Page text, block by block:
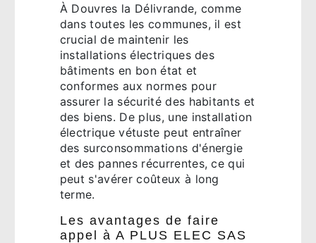
À Douvres la Délivrande, comme
dans toutes les communes, il est
crucial de maintenir les
installations électriques des
bâtiments en bon état et
conformes aux normes pour
assurer la sécurité des habitants et
des biens. De plus, une installation
électrique vétuste peut entraîner
des surconsommations d'énergie
et des pannes récurrentes, ce qui
peut s'avérer coûteux à long
terme.
Les avantages de faire
appel à A PLUS ELEC SAS